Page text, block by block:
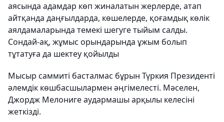
аясында адамдар көп жиналатын жерлерде, атап
айтқанда даңғылдарда, көшелерде, қоғамдық көлік
аялдамаларында темекі шегуге тыйым салды.
Сондай-ақ, жұмыс орындарында ұжым болып
тұтатуға да шектеу қойылды
Мысыр саммиті басталмас бұрын Түркия Президенті
әлемдік көшбасшылармен әңгімелесті. Мәселен,
Джордж Мелониге аудармашы арқылы келесіні
жеткізді.